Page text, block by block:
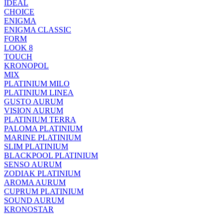
IDEAL
CHOICE
ENIGMA
ENIGMA CLASSIC
FORM
LOOK 8
TOUCH
KRONOPOL
MIX
PLATINIUM MILO
PLATINIUM LINEA
GUSTO AURUM
VISION AURUM
PLATINIUM TERRA
PALOMA PLATINIUM
MARINE PLATINIUM
SLIM PLATINIUM
BLACKPOOL PLATINIUM
SENSO AURUM
ZODIAK PLATINIUM
AROMA AURUM
CUPRUM PLATINIUM
SOUND AURUM
KRONOSTAR